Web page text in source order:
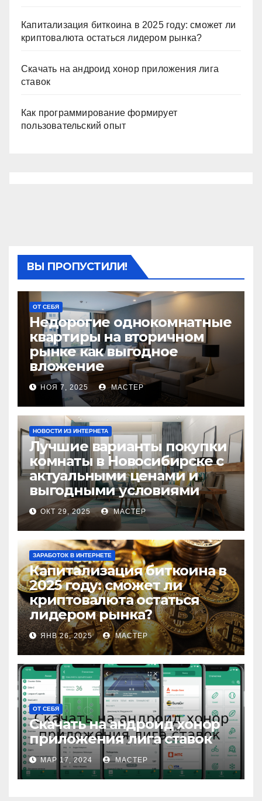
Капитализация биткоина в 2025 году: сможет ли
криптовалюта остаться лидером рынка?
Скачать на андроид хонор приложения лига
ставок
Как программирование формирует
пользовательский опыт
ВЫ ПРОПУСТИЛИ!
ОТ СЕБЯ
Недорогие однокомнатные
квартиры на вторичном
рынке как выгодное
вложение
НОЯ 7, 2025 МАСТЕР
НОВОСТИ ИЗ ИНТЕРНЕТА
Лучшие варианты покупки
комнаты в Новосибирске с
актуальными ценами и
выгодными условиями
ОКТ 29, 2025 МАСТЕР
ЗАРАБОТОК В ИНТЕРНЕТЕ
Капитализация биткоина в
2025 году: сможет ли
криптовалюта остаться
лидером рынка?
ЯНВ 26, 2025 МАСТЕР
ОТ СЕБЯ
Скачать на андроид хонор
приложения лига ставок
МАР 17, 2024 МАСТЕР